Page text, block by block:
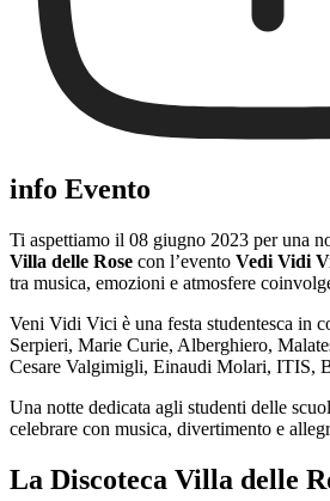
info Evento
Ti aspettiamo il 08 giugno 2023 per una
Villa delle Rose con l’evento Vedi Vidi
tra musica, emozioni e atmosfere
Veni Vidi Vici è una festa studentesca in
Serpieri, Marie Curie, Alberghiero,
Cesare Valgimigli, Einaudi Molari, ITIS,
Una notte dedicata agli studenti delle
celebrare con musica, divertimento e
La Discoteca Villa delle